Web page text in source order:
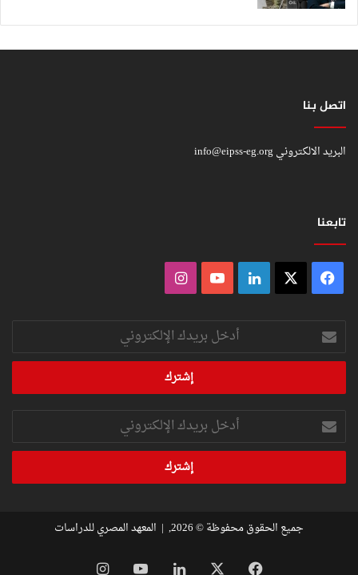
اتصل بنا
البريد الالكترونيinfo@eipss-eg.org
تابعنا
فيسبوك لينكدإن‫YouTubeانستقرام
أدخل
بريدك
الإلكتروني
أدخل
بريدك
الإلكتروني
جميع الحقوق محفوظة © 2026, | المعهد المصري للدراسات
فيسبوك لينكدإن‫YouTubeانستقرام